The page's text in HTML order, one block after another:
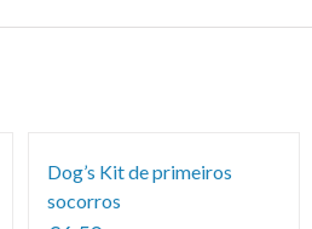
Dog’s Kit de primeiros
socorros